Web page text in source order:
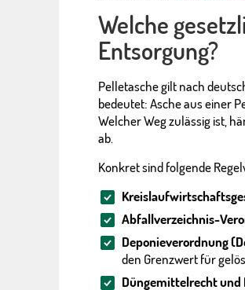
Welche
Entsorgung?
Pelletasche gilt nach
bedeutet: Asche aus einer
Welcher Weg zulässig ist,
ab.
Konkret sind folgende
Abfallverzeichnis-
Deponieverordnung
den Grenzwert für
Düngemittelrecht und